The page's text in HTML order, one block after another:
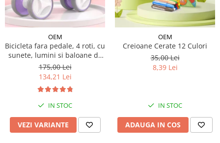
OEM
Bicicleta fara pedale, 4 roti, cu
sunete, lumini si baloane de
sapun
175,00 Lei
134,21 Lei
IN STOC
VEZI VARIANTE
OEM
Creioane Cerate 12 Culori
35,00 Lei
8,39 Lei
IN STOC
ADAUGA IN COS